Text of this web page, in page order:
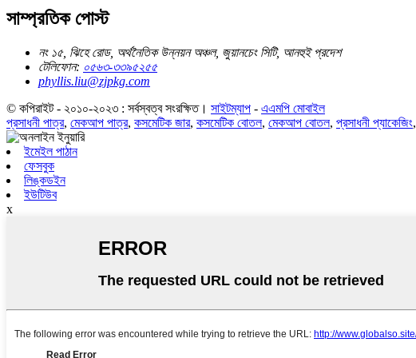
সাম্প্রতিক পোস্ট
নং ১৫, ঝিহে রোড, অর্থনৈতিক উন্নয়ন অঞ্চল, জুয়ানচেং সিটি, আনহুই প্রদেশ
টেলিফোন: ০৫৬৩-৩৩৯৫২৫৫
phyllis.liu@zjpkg.com
© কপিরাইট - ২০১০-২০২৩ : সর্বস্বত্ব সংরক্ষিত। সাইটম্যাপ - এএমপি মোবাইল
প্রসাধনী পাত্র, মেকআপ পাত্র, কসমেটিক জার, কসমেটিক বোতল, মেকআপ বোতল, প্রসাধনী প্যাকেজিং,
ইমেইল পাঠান
ফেসবুক
লিঙ্কডইন
ইউটিউব
x